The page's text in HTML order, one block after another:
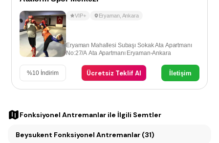
VIP+ Eryaman, Ankara
Eryaman Mahallesi Subaşı Sokak Ata Apartmanı
No:27/A Ata Apartmanı Eryaman-Ankara
%10 İndirim Ücretsiz Teklif Al İletişim
Fonksiyonel Antremanlar ile İlgili Semtler
Beysukent Fonksiyonel Antremanlar (31)